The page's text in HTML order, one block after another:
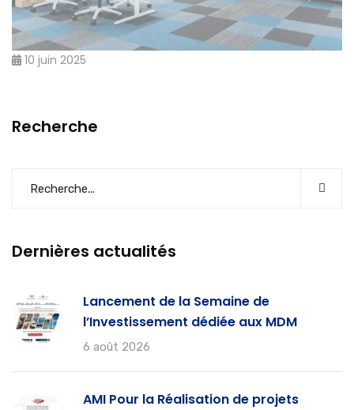
10 juin 2025
Recherche
Dernières actualités
Lancement de la Semaine de
l’Investissement dédiée aux MDM
6 août 2026
AMI Pour la Réalisation de projets